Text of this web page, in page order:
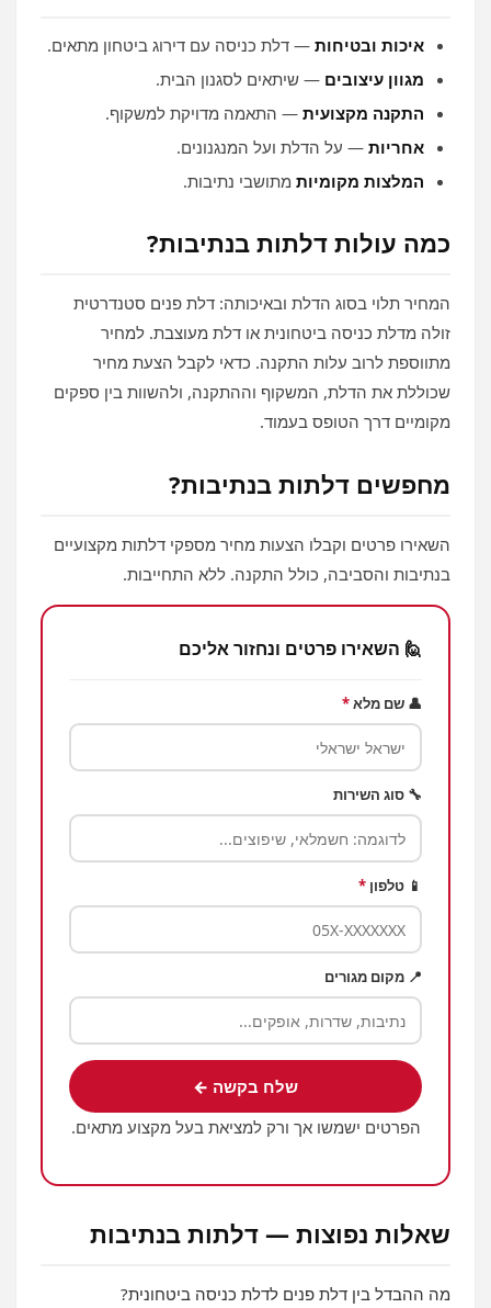
איכות ובטיחות — דלת כניסה עם דירוג ביטחון מתאים.
מגוון עיצובים — שיתאים לסגנון הבית.
התקנה מקצועית — התאמה מדויקת למשקוף.
אחריות — על הדלת ועל המנגנונים.
המלצות מקומיות מתושבי נתיבות.
כמה עולות דלתות בנתיבות?
המחיר תלוי בסוג הדלת ובאיכותה: דלת פנים סטנדרטית
זולה מדלת כניסה ביטחונית או דלת מעוצבת. למחיר
מתווספת לרוב עלות התקנה. כדאי לקבל הצעת מחיר
שכוללת את הדלת, המשקוף וההתקנה, ולהשוות בין ספקים
מקומיים דרך הטופס בעמוד.
מחפשים דלתות בנתיבות?
השאירו פרטים וקבלו הצעות מחיר מספקי דלתות מקצועיים
בנתיבות והסביבה, כולל התקנה. ללא התחייבות.
🙋 השאירו פרטים ונחזור אליכם
👤 שם מלא*
🔧 סוג השירות
📱 טלפון *
📍 מקום מגורים
שלח בקשה ←
הפרטים ישמשו אך ורק למציאת בעל מקצוע מתאים.
שאלות נפוצות — דלתות בנתיבות
מה ההבדל בין דלת פנים לדלת כניסה ביטחונית?